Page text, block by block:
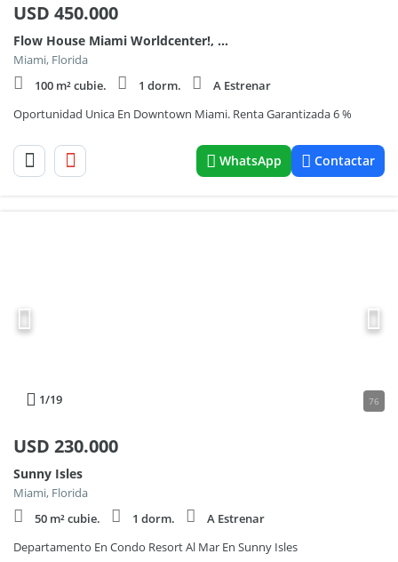
USD 450.000
Flow House Miami Worldcenter!, Renta 6 % Anual.... 600
Miami, Florida
100 m² cubie.
1 dorm.
A Estrenar
Oportunidad Unica En Downtown Miami. Renta Garantizada 6 %
WhatsApp Contactar
1/19 76
USD 230.000
Sunny Isles
Miami, Florida
50 m² cubie.
1 dorm.
A Estrenar
Departamento En Condo Resort Al Mar En Sunny Isles